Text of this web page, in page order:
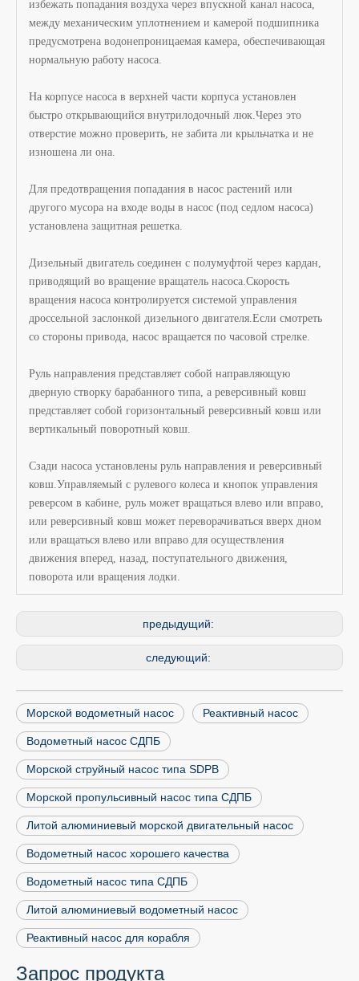
избежать попадания воздуха через впускной канал насоса,
между механическим уплотнением и камерой подшипника
предусмотрена водонепроницаемая камера, обеспечивающая
нормальную работу насоса.
На корпусе насоса в верхней части корпуса установлен
быстро открывающийся внутрилодочный люк.Через это
отверстие можно проверить, не забита ли крыльчатка и не
изношена ли она.
Для предотвращения попадания в насос растений или
другого мусора на входе воды в насос (под седлом насоса)
установлена ​​защитная решетка.
Дизельный двигатель соединен с полумуфтой через кардан,
приводящий во вращение вращатель насоса.Скорость
вращения насоса контролируется системой управления
дроссельной заслонкой дизельного двигателя.Если смотреть
со стороны привода, насос вращается по часовой стрелке.
Руль направления представляет собой направляющую
дверную створку барабанного типа, а реверсивный ковш
представляет собой горизонтальный реверсивный ковш или
вертикальный поворотный ковш.
Сзади насоса установлены руль направления и реверсивный
ковш.Управляемый с рулевого колеса и кнопок управления
реверсом в кабине, руль может вращаться влево или вправо,
или реверсивный ковш может переворачиваться вверх дном
или вращаться влево или вправо для осуществления
движения вперед, назад, поступательного движения,
поворота или вращения лодки.
предыдущий:
следующий:
Морской водометный насос Реактивный насос
Водометный насос СДПБ
Морской струйный насос типа SDPB
Морской пропульсивный насос типа СДПБ
Литой алюминиевый морской двигательный насос
Водометный насос хорошего качества
Водометный насос типа СДПБ
Литой алюминиевый водометный насос
Реактивный насос для корабля
Запрос продукта